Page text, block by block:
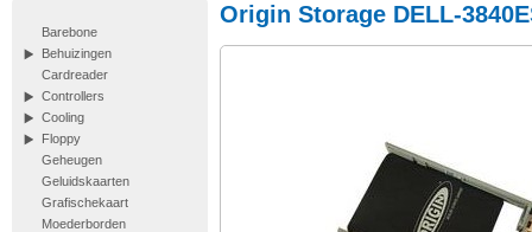
Barebone
Behuizingen
Cardreader
Controllers
Cooling
Floppy
Geheugen
Geluidskaarten
Grafischekaart
Moederborden
Origin Storage DELL-